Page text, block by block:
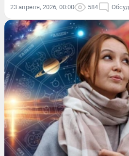
23 апреля, 2026, 00:00 584